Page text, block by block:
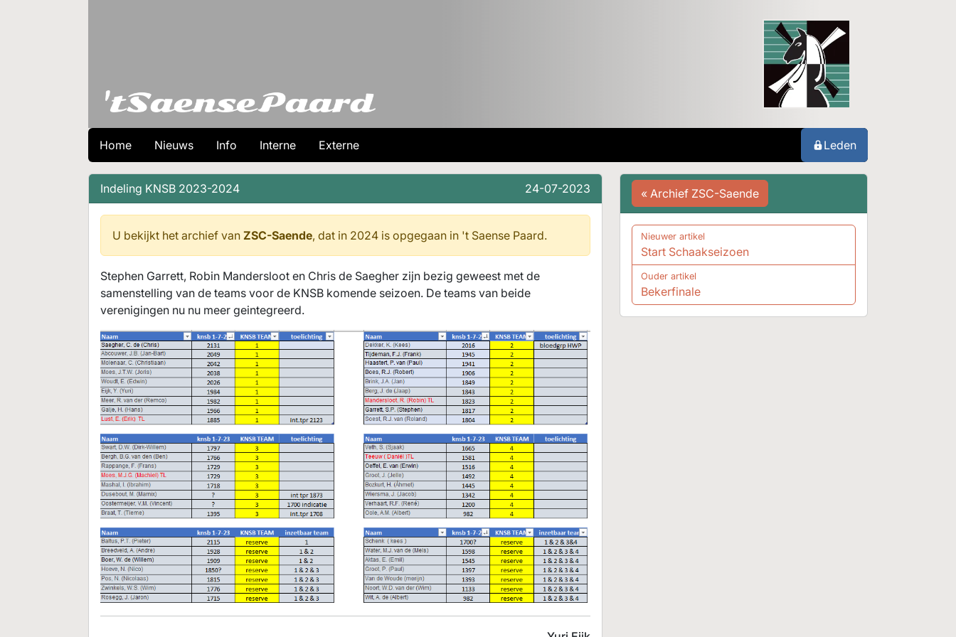
Home Nieuws Info Interne Externe Leden
Indeling KNSB 2023-2024 24-07-2023
U bekijkt het archief van ZSC-Saende, dat in 2024 is opgegaan in 't Saense Paard.
Stephen Garrett, Robin Mandersloot en Chris de Saegher zijn bezig geweest met de
samenstelling van de teams voor de KNSB komende seizoen. De teams van beide
verenigingen nu nu meer geintegreerd.
« Archief ZSC-Saende
Nieuwer artikel
Start Schaakseizoen
Ouder artikel
Bekerfinale